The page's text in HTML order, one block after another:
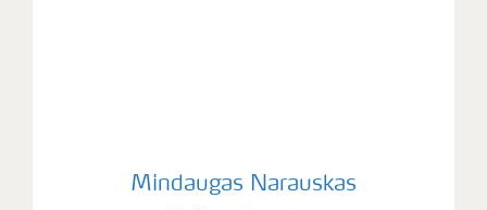
Mindaugas Narauskas